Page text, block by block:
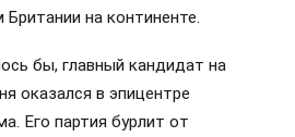
на континенте.
бы, главный кандидат на
оказался в эпицентре
Его партия бурлит от